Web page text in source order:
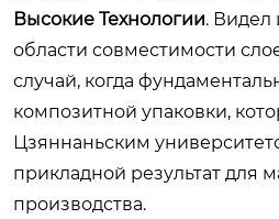
Высокие Технологии. Видел
области совместимости
случай, когда
композитной упаковки,
Цзяннаньским
прикладной результат для
производства.